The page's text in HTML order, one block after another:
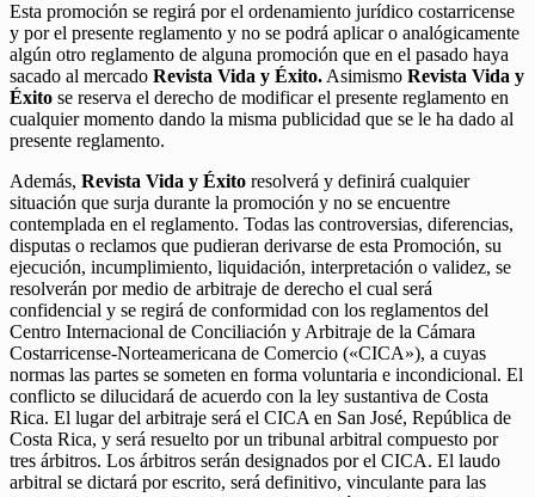
Esta promoción se regirá por el ordenamiento jurídico costarricense
y por el presente reglamento y no se podrá aplicar o analógicamente
algún otro reglamento de alguna promoción que en el pasado haya
sacado al mercado Revista Vida y Éxito. Asimismo Revista Vida y
Éxito se reserva el derecho de modificar el presente reglamento en
cualquier momento dando la misma publicidad que se le ha dado al
presente reglamento.
Además, Revista Vida y Éxito resolverá y definirá cualquier
situación que surja durante la promoción y no se encuentre
contemplada en el reglamento. Todas las controversias, diferencias,
disputas o reclamos que pudieran derivarse de esta Promoción, su
ejecución, incumplimiento, liquidación, interpretación o validez, se
resolverán por medio de arbitraje de derecho el cual será
confidencial y se regirá de conformidad con los reglamentos del
Centro Internacional de Conciliación y Arbitraje de la Cámara
Costarricense-Norteamericana de Comercio («CICA»), a cuyas
normas las partes se someten en forma voluntaria e incondicional. El
conflicto se dilucidará de acuerdo con la ley sustantiva de Costa
Rica. El lugar del arbitraje será el CICA en San José, República de
Costa Rica, y será resuelto por un tribunal arbitral compuesto por
tres árbitros. Los árbitros serán designados por el CICA. El laudo
arbitral se dictará por escrito, será definitivo, vinculante para las